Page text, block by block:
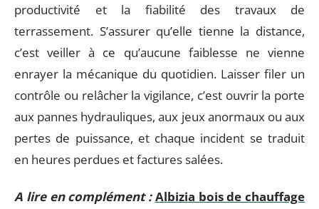
productivité et la fiabilité des travaux de
terrassement. S’assurer qu’elle tienne la distance,
c’est veiller à ce qu’aucune faiblesse ne vienne
enrayer la mécanique du quotidien. Laisser filer un
contrôle ou relâcher la vigilance, c’est ouvrir la porte
aux pannes hydrauliques, aux jeux anormaux ou aux
pertes de puissance, et chaque incident se traduit
en heures perdues et factures salées.
A lire en complément : Albizia bois de chauffage